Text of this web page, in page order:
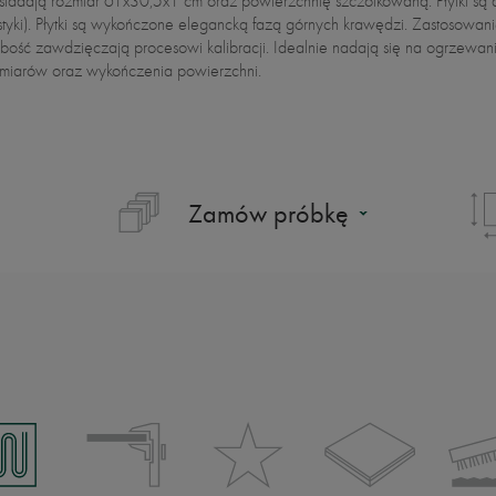
Płytki są wykończone elegancką fazą górnych krawędzi.
zawdzięczają procesowi kalibracji. Idealnie nadają się na
oraz wykończenia powierzchni.
Zamów próbkę